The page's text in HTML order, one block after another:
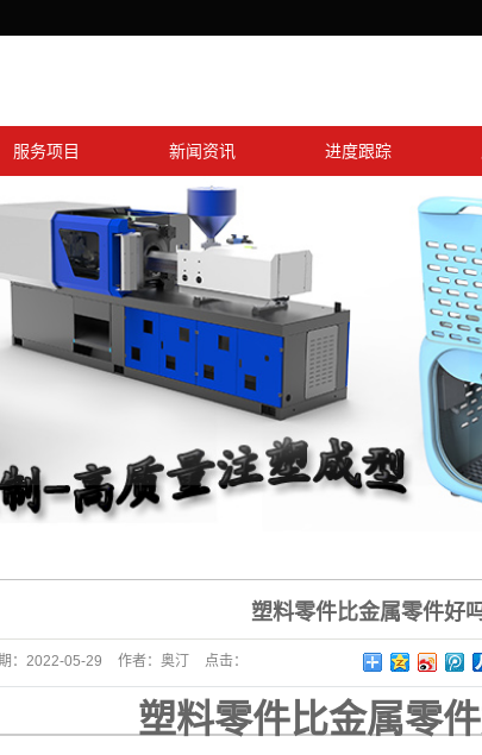
服务项目 新闻资讯 进度跟踪
塑料零件比金属零件好
： 2022-05-29 作者： 奥汀 点击：
塑料零件比金属零件